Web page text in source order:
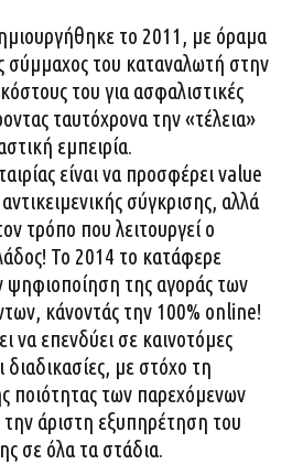
το 2011, με όραμα
σύμμαχος του καταναλωτή στην
του για ασφαλιστικές
ταυτόχρονα την «τέλεια»
εμπειρία.
είναι να προσφέρει value
σύγκρισης, αλλά
τρόπο που λειτουργεί ο
Το 2014 το κατάφερε
ψηφιοποίηση της αγοράς των
κάνοντάς την 100% online!
να επενδύει σε καινοτόμες
διαδικασίες, με στόχο τη
ποιότητας των παρεχόμενων
άριστη εξυπηρέτηση του
σε όλα τα στάδια.